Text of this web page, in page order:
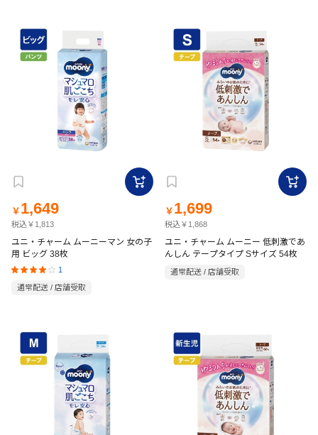
￥ 1,649
税込￥1,813
ユニ・チャーム ムーニーマン 女の子
用 ビッグ 38枚
1
通常配送 / 店舗受取
￥ 1,699
税込￥1,868
ユニ・チャーム ムーニー 低刺激であ
んしん テープタイプ Sサイズ 54枚
通常配送 / 店舗受取